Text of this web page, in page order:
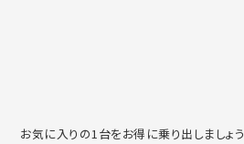
お気に入りの1台をお得に乗り出しましょう